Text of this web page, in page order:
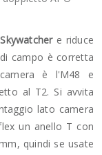
e riduce
campo è corretta
è l'M48 e
al T2. Si avvita
lato camera
un anello T con
quindi se usate